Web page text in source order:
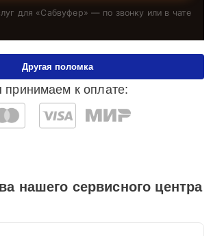
для «Сабвуфер» — по звонку или в чате
к оплате:
Другая поломка
нашего сервисного центра